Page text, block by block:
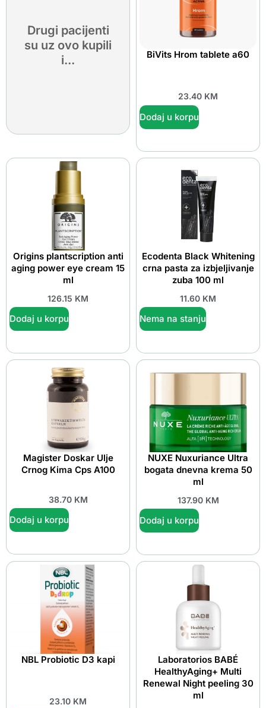
Drugi pacijenti
su uz ovo kupili
i...
BiVits Hrom tablete a60
23.40 KM
Dodaj u korpu
Origins plantscription anti
aging power eye cream 15
ml
126.15 KM
Dodaj u korpu
Ecodenta Black Whitening
crna pasta za izbjeljivanje
zuba 100 ml
11.60 KM
Nema na stanju
Magister Doskar Ulje
Crnog Kima Cps A100
38.70 KM
Dodaj u korpu
NUXE Nuxuriance Ultra
bogata dnevna krema 50
ml
137.90 KM
Dodaj u korpu
NBL Probiotic D3 kapi
23.10 KM
Laboratorios BABÉ
HealthyAging+ Multi
Renewal Night peeling 30
ml